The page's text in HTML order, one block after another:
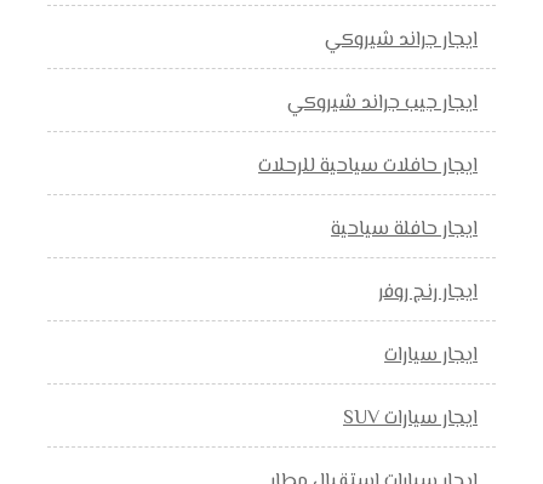
ايجار جراند شيروكي
ايجار جيب جراند شيروكي
ايجار حافلات سياحية للرحلات
ايجار حافلة سياحية
ايجار رنج روفر
ايجار سيارات
ايجار سيارات SUV